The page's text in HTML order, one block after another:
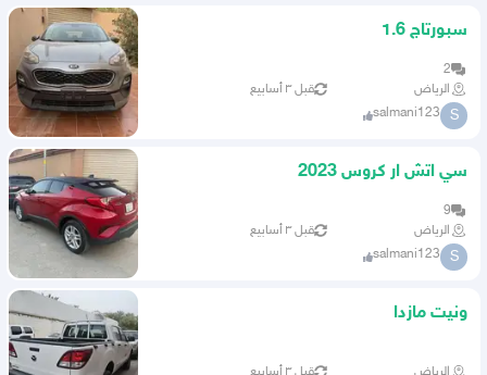
سبورتاج 1.6
2
الرياض
قبل ٣ أسابيع
S
salmani123
سي اتش ار كروس 2023
9
الرياض
قبل ٣ أسابيع
S
salmani123
ونيت مازدا